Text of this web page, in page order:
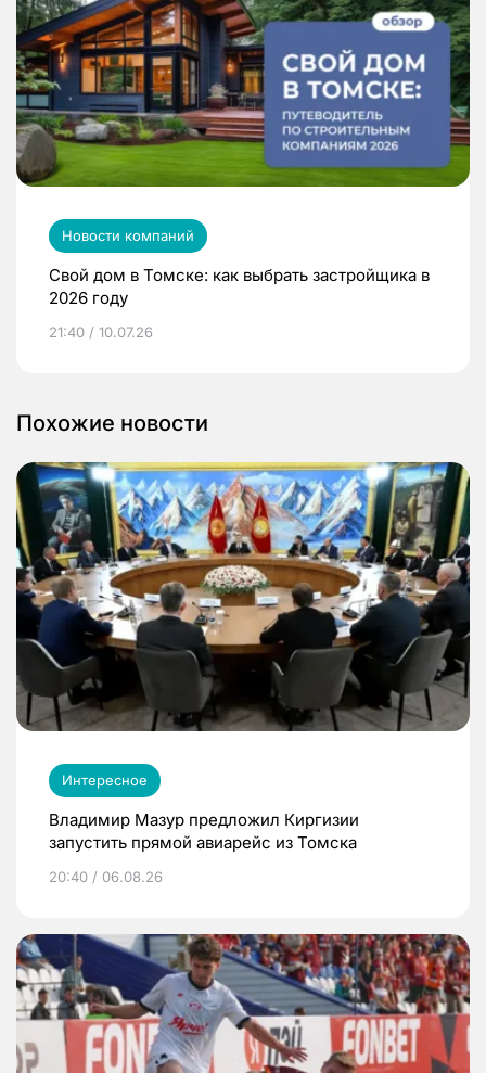
Новости компаний
Свой дом в Томске: как выбрать застройщика в
2026 году
21:40 / 10.07.26
Похожие новости
Интересное
Владимир Мазур предложил Киргизии
запустить прямой авиарейс из Томска
20:40 / 06.08.26